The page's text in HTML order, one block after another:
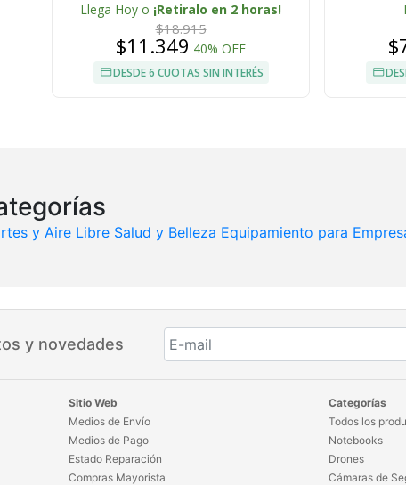
Llega Hoy o ¡Retiralo en 2 horas!
$18.915
$11.349 40% OFF
DESDE 6 CUOTAS SIN INTERÉS
y Aire Libre Salud y Belleza Equipamiento para
y novedades
Sitio Web
Medios de Envío
Medios de Pago
Estado Reparación
Compras Mayorista
Categorías
Todos los
Notebooks
Drones
Cámaras de